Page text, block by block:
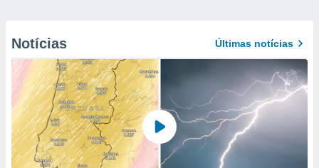
Notícias Últimas notícias